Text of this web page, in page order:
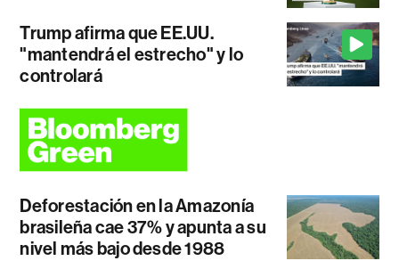
Trump afirma que EE.UU.
"mantendrá el estrecho" y lo
controlará
Deforestación en la Amazonía
brasileña cae 37% y apunta a su
nivel más bajo desde 1988